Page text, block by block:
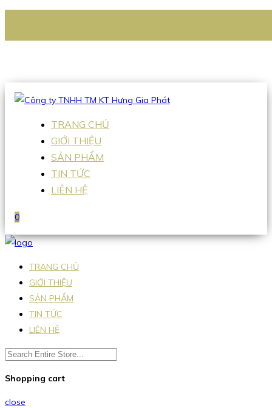
Hotline:0938 336 079
TRANG CHỦ
GIỚI THIỆU
SẢN PHẨM
TIN TỨC
LIÊN HỆ
0
TRANG CHỦ
GIỚI THIỆU
SẢN PHẨM
TIN TỨC
LIÊN HỆ
Shopping cart
close